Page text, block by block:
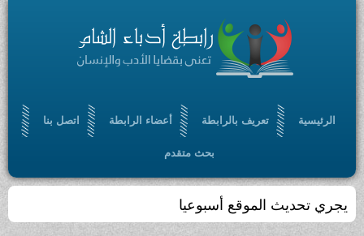
الرئيسية تعريف بالرابطة أعضاء الرابطة اتصل بنا
بحث متقدم
يجري تحديث الموقع أسبوعيا